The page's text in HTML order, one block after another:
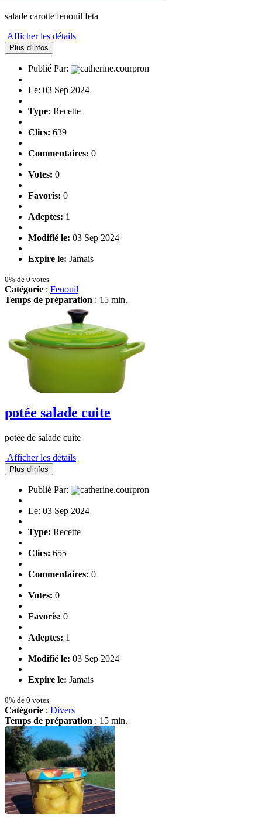
salade carotte fenouil feta
Afficher les détails
Plus d'infos
Publié Par: catherine.courpron
Le: 03 Sep 2024
Type: Recette
Clics: 639
Commentaires: 0
Votes: 0
Favoris: 0
Adeptes: 1
Modifié le: 03 Sep 2024
Expire le: Jamais
0% de 0 votes
Catégorie : Fenouil
Temps de préparation : 15 min.
potée salade cuite
potée de salade cuite
Afficher les détails
Plus d'infos
Publié Par: catherine.courpron
Le: 03 Sep 2024
Type: Recette
Clics: 655
Commentaires: 0
Votes: 0
Favoris: 0
Adeptes: 1
Modifié le: 03 Sep 2024
Expire le: Jamais
0% de 0 votes
Catégorie : Divers
Temps de préparation : 15 min.